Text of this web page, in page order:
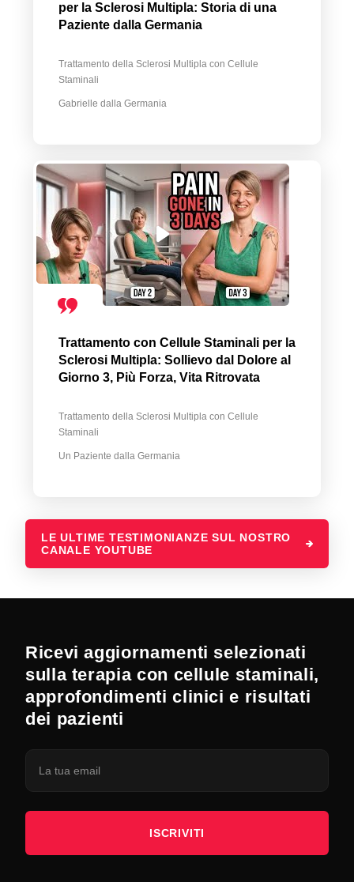
per la Sclerosi Multipla: Storia di una
Paziente dalla Germania
Trattamento della Sclerosi Multipla con Cellule
Staminali
Gabrielle dalla Germania
Trattamento con Cellule Staminali per la
Sclerosi Multipla: Sollievo dal Dolore al
Giorno 3, Più Forza, Vita Ritrovata
Trattamento della Sclerosi Multipla con Cellule
Staminali
Un Paziente dalla Germania
LE ULTIME TESTIMONIANZE SUL NOSTRO
CANALE YOUTUBE
Ricevi aggiornamenti selezionati
sulla terapia con cellule staminali,
approfondimenti clinici e risultati
dei pazienti
ISCRIVITI